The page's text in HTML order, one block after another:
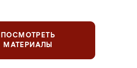
ПОСМОТРЕТЬ
МАТЕРИАЛЫ